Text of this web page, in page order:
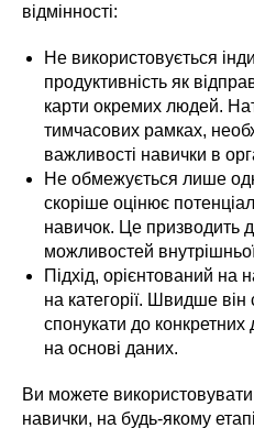
відмінності:
Не використовується
продуктивність як
карти окремих людей.
тимчасових рамках,
важливості навички в
Не обмежується лише
скоріше оцінює
навичок. Це призводить
можливостей
Підхід, орієнтований на
на категорії. Швидше
спонукати до конкретних
на основі даних.
Ви можете використовувати
навички, на будь-якому